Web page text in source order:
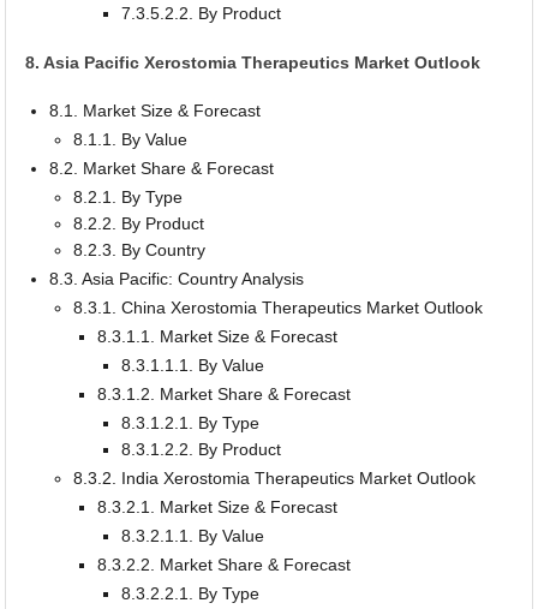
7.3.5.2.2. By Product
8. Asia Pacific Xerostomia Therapeutics Market Outlook
8.1. Market Size & Forecast
8.1.1. By Value
8.2. Market Share & Forecast
8.2.1. By Type
8.2.2. By Product
8.2.3. By Country
8.3. Asia Pacific: Country Analysis
8.3.1. China Xerostomia Therapeutics Market Outlook
8.3.1.1. Market Size & Forecast
8.3.1.1.1. By Value
8.3.1.2. Market Share & Forecast
8.3.1.2.1. By Type
8.3.1.2.2. By Product
8.3.2. India Xerostomia Therapeutics Market Outlook
8.3.2.1. Market Size & Forecast
8.3.2.1.1. By Value
8.3.2.2. Market Share & Forecast
8.3.2.2.1. By Type